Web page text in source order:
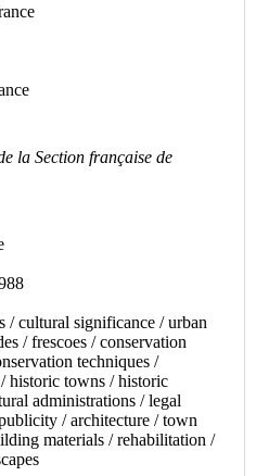
la Section française de
/ cultural significance / urban
/ frescoes / conservation
techniques /
historic towns / historic
administrations / legal
/ architecture / town
materials / rehabilitation /